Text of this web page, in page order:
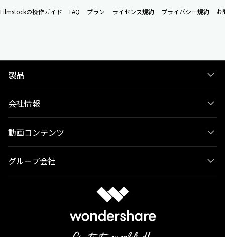
Filmstockの操作ガイド FAQ プラン ライセンス規約 プライバシー規約 お
製品
会社情報
動画コンテンツ
グループ会社